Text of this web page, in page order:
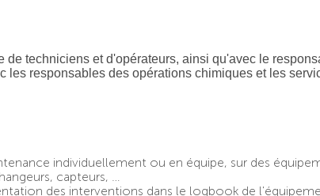
techniciens et d'opérateurs, ainsi qu'avec le
les responsables des opérations chimiques et les
individuellement ou en équipe, sur des
capteurs, …
des interventions dans le logbook de